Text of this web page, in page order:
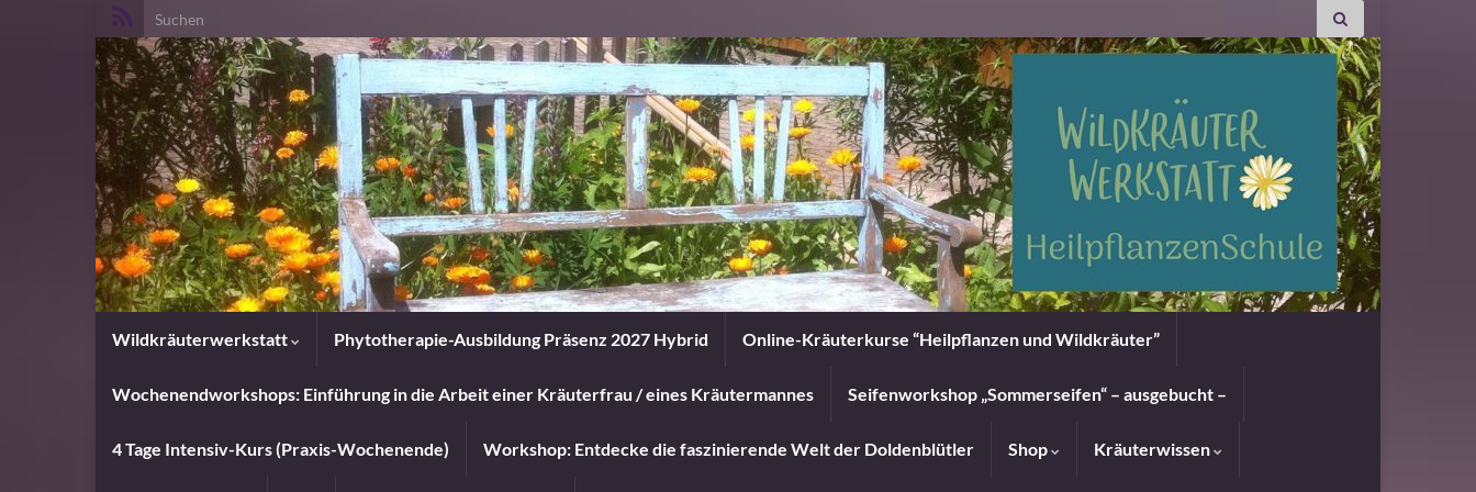
Search for:
Wildkräuterwerkstatt Phytotherapie-Ausbildung Präsenz 2027 Hybrid Online-Kräuterkurse “Heilpflanzen und Wildkräuter”
Wochenendworkshops: Einführung in die Arbeit einer Kräuterfrau / eines Kräutermannes Seifenworkshop „Sommerseifen“ – ausgebucht –
4 Tage Intensiv-Kurs (Praxis-Wochenende) Workshop: Entdecke die faszinierende Welt der Doldenblütler Shop Kräuterwissen